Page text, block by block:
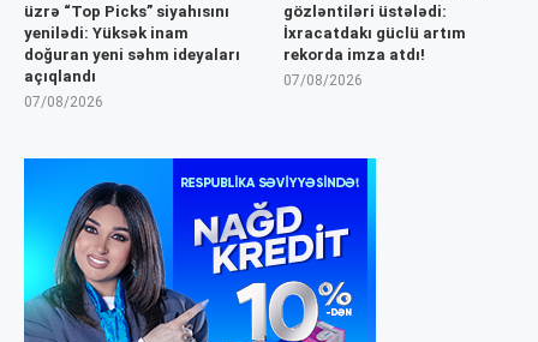
üzrə “Top Picks” siyahısını
yenilədi: Yüksək inam
doğuran yeni səhm ideyaları
açıqlandı
07/08/2026
gözləntiləri üstələdi:
İxracatdakı güclü artım
rekorda imza atdı!
07/08/2026